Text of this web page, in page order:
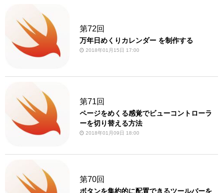
第72回
万年日めくりカレンダー を制作する
2018年01月15日 17:00
第71回
ページをめくる感覚でビューコントローラ
ーを切り替える方法
2018年01月09日 18:00
第70回
ボタンを集約的に配置できるツールバーを